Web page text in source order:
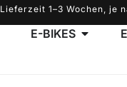
Lieferzeit 1–3 Wochen, je
E-BIKES